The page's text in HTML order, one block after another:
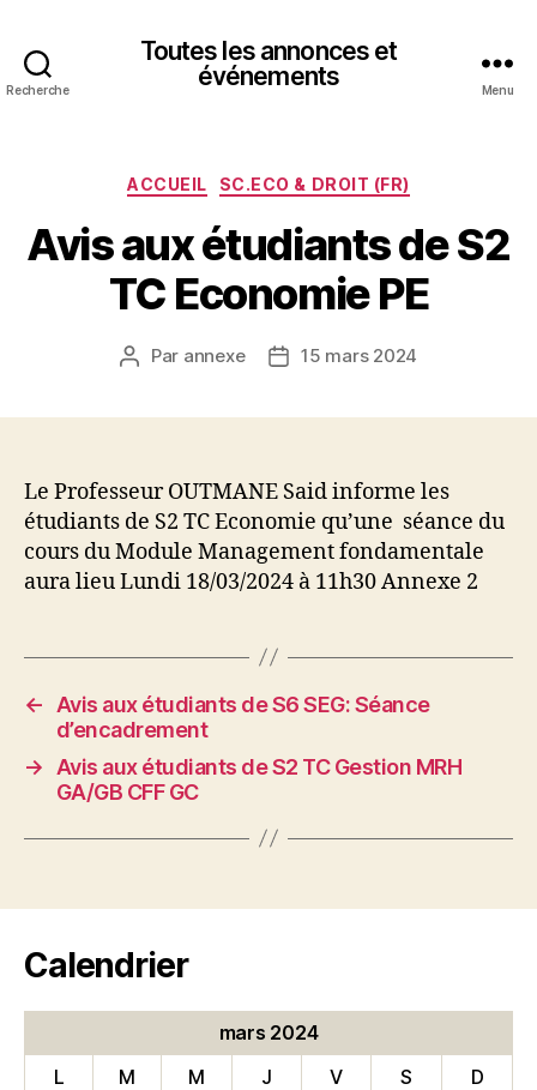
Recherche
Toutes les annonces et
événements
Menu
Catégories
ACCUEIL SC.ECO & DROIT (FR)
Avis aux étudiants de S2
TC Economie PE
Auteur
Par annexe
Date15 mars 2024
Le Professeur OUTMANE Said informe les
étudiants de S2 TC Economie qu’une séance du
cours du Module Management fondamentale
aura lieu Lundi 18/03/2024 à 11h30 Annexe 2
←
Avis aux étudiants de S6 SEG: Séance
d’encadrement
→
Avis aux étudiants de S2 TC Gestion MRH
GA/GB CFF GC
Calendrier
mars 2024
L
M M J V S
D